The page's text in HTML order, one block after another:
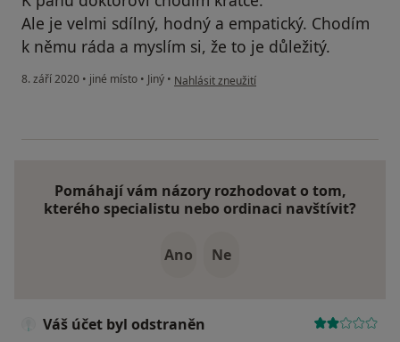
Ale je velmi sdílný, hodný a empatický. Chodím
k němu ráda a myslím si, že to je důležitý.
8. září 2020 • jiné místo • Jiný • podle názoru uživatele G
Nahlásit zneužití
Pomáhají vám názory rozhodovat o tom,
kterého specialistu nebo ordinaci navštívit?
Ano Ne
Váš účet byl odstraněn